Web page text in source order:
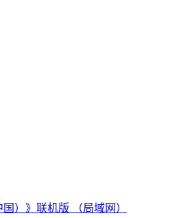
）》联机版 （局域网）